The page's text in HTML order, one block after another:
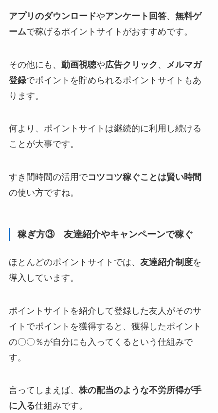
アプリのダウンロードやアンケート回答、 無料ゲ
ームで稼げるポイントサイトがおすすめです。
その他にも、 動画視聴や広告クリック 、
メルマガ
登録でポイントを貯められるポイントサイトもあ
ります。
何より、ポイントサイトは継続的に利用し続ける
ことが大事です。
すき間時間の活用でコツコツ稼ぐことは賢い時間
の使い方ですね。
稼ぎ方③ 友達紹介やキャンペーンで稼ぐ
ほとんどのポイントサイトでは、 友達紹介制度を
導入しています。
ポイントサイトを紹介して登録した友人がそのサ
イトでポイントを獲得すると、獲得したポイント
の〇〇％が自分にも入ってくるという仕組みで
す。
言ってしまえば、 株の配当のような不労所得が手
に入る仕組みです。